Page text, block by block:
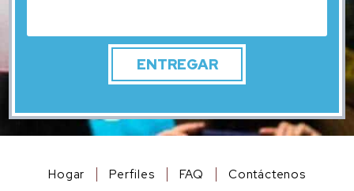
Hogar Perfiles FAQ Contáctenos